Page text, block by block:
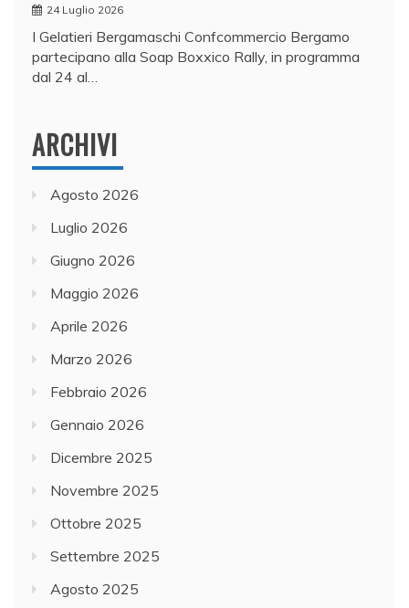
24 Luglio 2026
I Gelatieri Bergamaschi Confcommercio Bergamo
partecipano alla Soap Boxxico Rally, in programma
dal 24 al…
ARCHIVI
Agosto 2026
Luglio 2026
Giugno 2026
Maggio 2026
Aprile 2026
Marzo 2026
Febbraio 2026
Gennaio 2026
Dicembre 2025
Novembre 2025
Ottobre 2025
Settembre 2025
Agosto 2025